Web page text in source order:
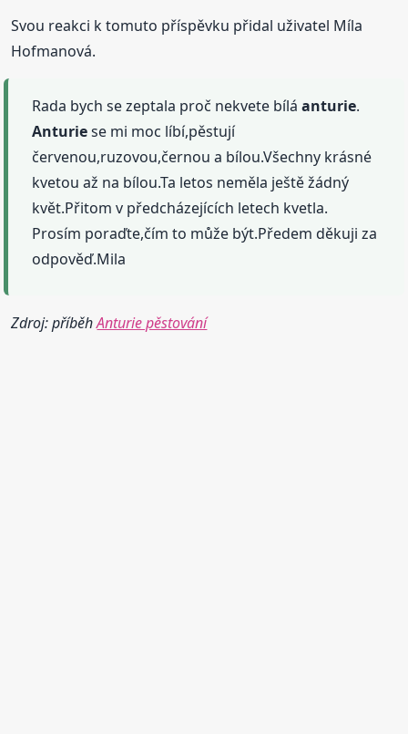
Svou reakci k tomuto příspěvku přidal uživatel Míla
Hofmanová.
Rada bych se zeptala proč nekvete bíláanturie.
Anturiese mi moc líbí,pěstují
červenou,ruzovou,černou a bílou.Všechny krásné
kvetou až na bílou.Ta letos neměla ještě žádný
květ.Přitom v předcházejících letech kvetla.
Prosím poraďte,čím to může být.Předem děkuji za
odpověď.Mila
Zdroj: příběhAnturie pěstování